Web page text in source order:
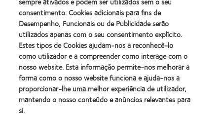
Award
(2012)
REBRAND
100®
Global
Award
(2012)
da
Industria
da
BCLA
Os nossos produtos
Tecnologia de lentes de contacto
Encontre as suas lentes
consentimento. Cookies adicionais para fins de
Desempenho, Funcionais ou de Publicidade serão
utilizados apenas com o seu consentimento explícito.
Estes tipos de Cookies ajudam-nos a reconhecê-lo
como utilizador e a compreender como interage com o
nosso website. Esta informação permite-nos melhorar a
forma como o nosso website funciona e ajuda-nos a
proporcionar-lhe uma melhor experiência de utilizador,
mantendo o nosso conteúdo e anúncios relevantes para
si.